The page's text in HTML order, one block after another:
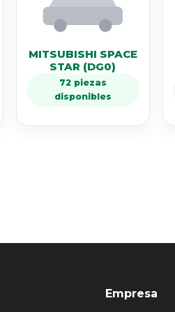
MITSUBISHI SPACE
STAR (DG0)
72 piezas
disponibles
Empresa